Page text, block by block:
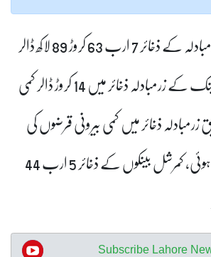
سٹیٹ بینک کے زر مبادلہ کے ذخائر 7 ارب 63 کروڑ 89 لاکھ ڈالر
پر موجود ہیں، مرکزی بینک کے زرمبادلہ ذخائر میں 14 کروڑ ڈالر کمی
ذخائر میں کمی بیرونی قرضوں کی
ادائیگیوں کے باعث ہوئی، کمرشل بینکوں کے ذخائر 5 ارب 44
Subscribe Lahore